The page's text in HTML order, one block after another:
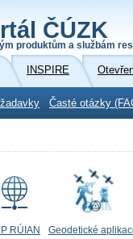
ČÚZK
produktům a službám
INSPIRE
Časté otázky
RÚIAN Geodetické